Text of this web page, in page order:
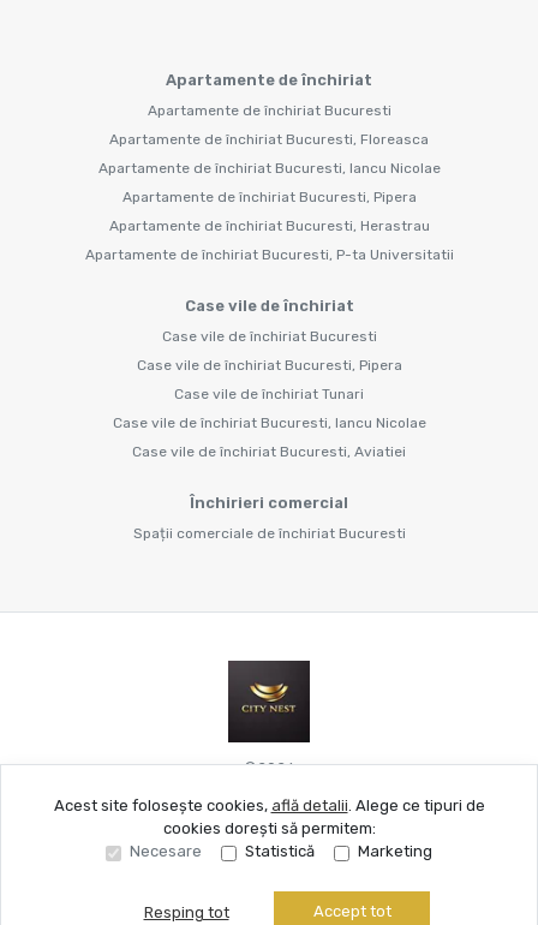
Apartamente de închiriat
Apartamente de închiriat Bucuresti
Apartamente de închiriat Bucuresti, Floreasca
Apartamente de închiriat Bucuresti, Iancu Nicolae
Apartamente de închiriat Bucuresti, Pipera
Apartamente de închiriat Bucuresti, Herastrau
Apartamente de închiriat Bucuresti, P-ta Universitatii
Case vile de închiriat
Case vile de închiriat Bucuresti
Case vile de închiriat Bucuresti, Pipera
Case vile de închiriat Tunari
Case vile de închiriat Bucuresti, Iancu Nicolae
Case vile de închiriat Bucuresti, Aviatiei
Închirieri comercial
Spații comerciale de închiriat Bucuresti
©2026
Site creat în
Acest site folosește cookies, află detalii. Alege ce tipuri de
cookies dorești să permitem:
Necesare
Statistică Marketing
Resping tot Accept tot